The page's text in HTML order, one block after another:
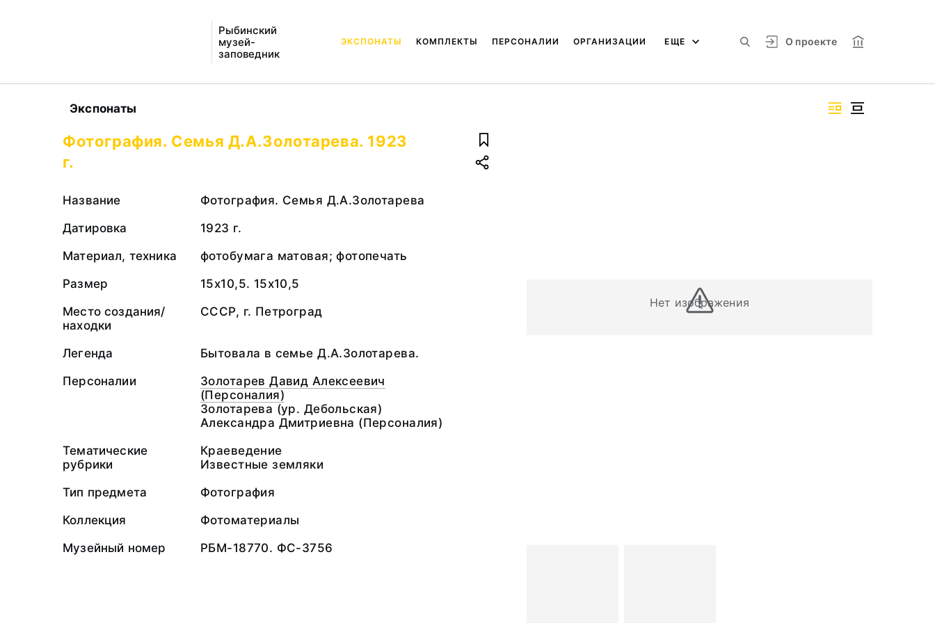
Рыбинский
музей-
заповедник
О проекте
ЭКСПОНАТЫ КОМПЛЕКТЫ ПЕРСОНАЛИИ ОРГАНИЗАЦИИ ЕЩЕ
Экспонаты
Нет изображения
Фотография. Семья Д.А.Золотарева. 1923
г.
Название
Фотография. Семья Д.А.Золотарева
Датировка
1923 г.
Материал, техника
фотобумага матовая; фотопечать
Размер
15х10,5. 15х10,5
Место создания/
находки
СССР, г. Петроград
Легенда
Бытовала в семье Д.А.Золотарева.
Персоналии
Золотарев Давид Алексеевич
(Персоналия)
Золотарева (ур. Дебольская)
Александра Дмитриевна (Персоналия)
Тематические
рубрики
Краеведение
Известные земляки
Тип предмета
Фотография
Коллекция
Фотоматериалы
Музейный номер
РБМ-18770. ФС-3756